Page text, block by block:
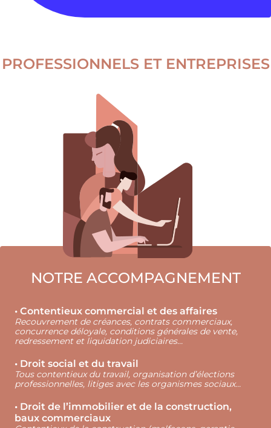
PROFESSIONNELS ET ENTREPRISES
NOTRE ACCOMPAGNEMENT
• Contentieux commercial et des affaires
Recouvrement de créances, contrats commerciaux,
concurrence déloyale, conditions générales de vente,
redressement et liquidation judiciaires…
• Droit social et du travail
Tous contentieux du travail, organisation d’élections
professionnelles, litiges avec les organismes sociaux…
• Droit de l’immobilier et de la construction,
baux commerciaux